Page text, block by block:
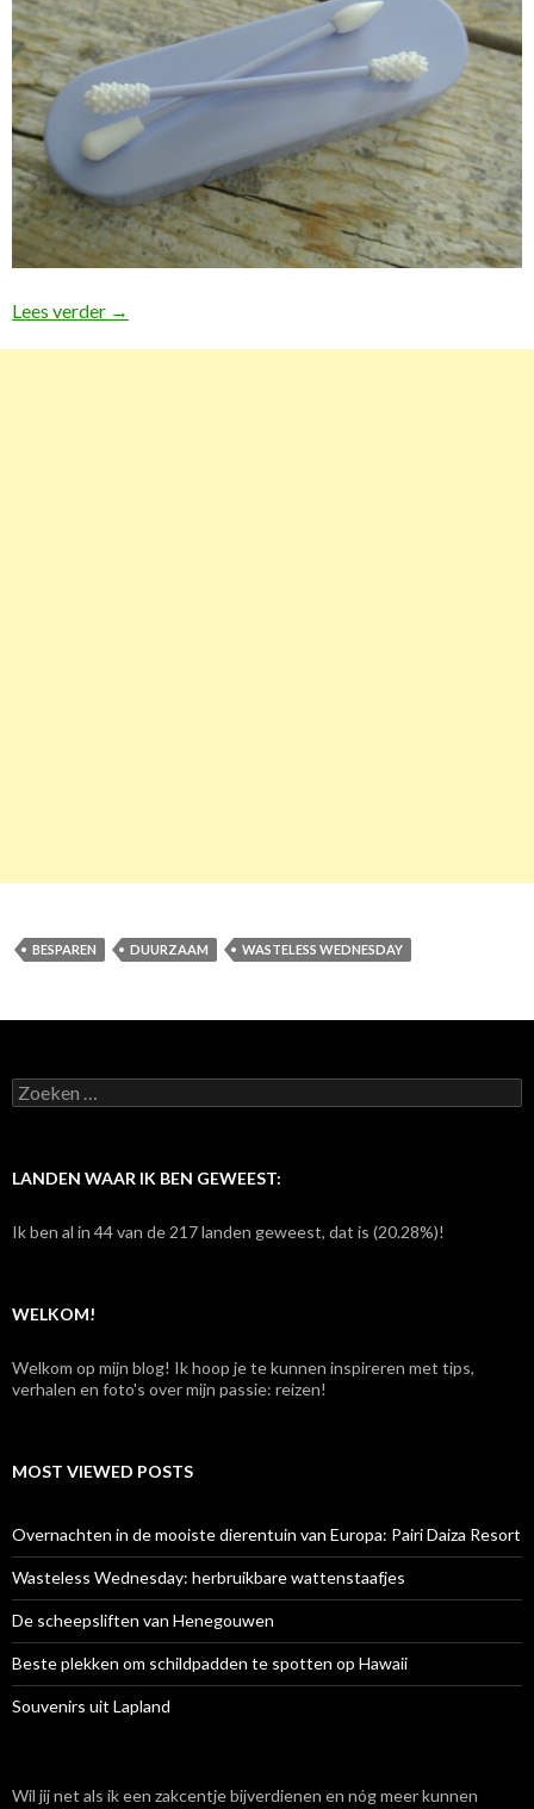
Lees verder Wasteless Wednesday: herbruikbare wattenstaafjes
→
BESPAREN DUURZAAM WASTELESS WEDNESDAY
Z
o
e
a
LANDEN WAAR IK BEN GEWEEST:
Ik ben al in 44 van de 217 landen geweest, dat is (20.28%)!
WELKOM!
Welkom op mijn blog! Ik hoop je te kunnen inspireren met tips,
verhalen en foto's over mijn passie: reizen!
MOST VIEWED POSTS
Overnachten in de mooiste dierentuin van Europa: Pairi Daiza Resort
Wasteless Wednesday: herbruikbare wattenstaafjes
De scheepsliften van Henegouwen
Beste plekken om schildpadden te spotten op Hawaii
Souvenirs uit Lapland
Wil jij net als ik een zakcentje bijverdienen en nóg meer kunnen